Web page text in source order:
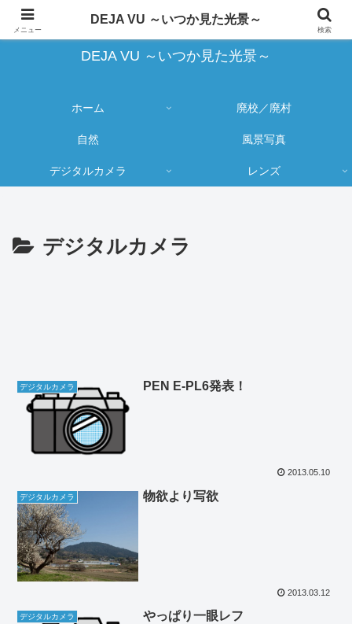
蔵出し写真の大売り出しとカメラ物欲のブログ
DEJA VU ～いつか見た光景～
ホーム 廃校／廃村
自然 風景写真
デジタルカメラ レンズ
デジタルカメラ
デジタルカメラ PEN E-PL6発表！
2013.05.10
デジタルカメラ 物欲より写欲
2013.03.12
デジタルカメラ やっぱり一眼レフ
メニュー
DEJA VU ～いつか見た光景～
検索